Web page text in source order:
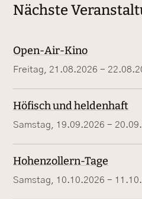
Nächste
Open-Air-Kino
Freitag, 21.08.2026 -
Höfisch und heldenhaft
Samstag, 19.09.2026 -
Hohenzollern-Tage
Samstag, 10.10.2026 -